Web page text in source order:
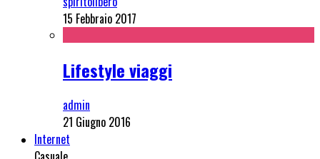
15 Febbraio 2017
Lifestyle viaggi
admin
21 Giugno 2016
Internet